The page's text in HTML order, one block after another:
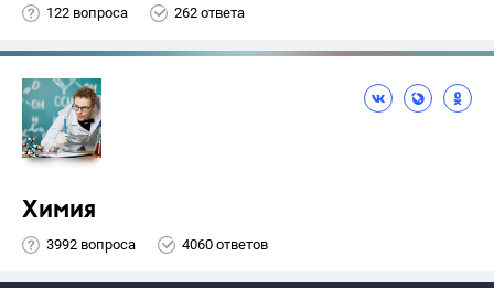
122 вопроса 262 ответа
Химия
3992 вопроса 4060 ответов